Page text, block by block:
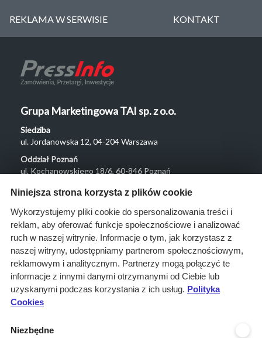
REKLAMA W SERWISIE KONTAKT
Grupa Marketingowa TAI sp. z o.o.
Siedziba
ul. Jordanowska 12, 04-204 Warszawa
Oddział Poznań
ul. Kochanowskiego 18/6, 60-846 Poznań
Menu
O nas
Rozwiązania
Monitoring
przetargów
Raporty
przetargowe
Niniejsza strona korzysta z plików cookie
Wykorzystujemy pliki cookie do spersonalizowania treści i
reklam, aby oferować funkcje społecznościowe i analizować
ruch w naszej witrynie. Informacje o tym, jak korzystasz z
naszej witryny, udostępniamy partnerom społecznościowym,
reklamowym i analitycznym. Partnerzy mogą połączyć te
informacje z innymi danymi otrzymanymi od Ciebie lub
uzyskanymi podczas korzystania z ich usług. Polityka
Cookies
Niezbędne